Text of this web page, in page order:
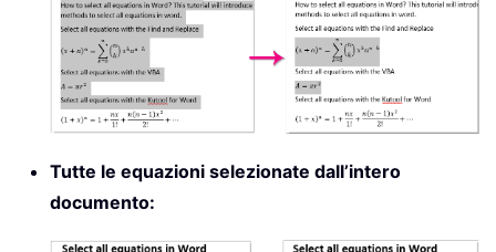
Tutte le equazioni selezionate dall’intero
documento: